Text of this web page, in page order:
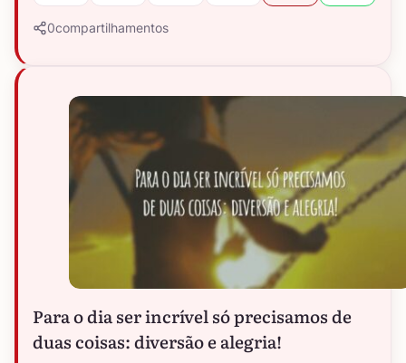
0compartilhamentos
Para o dia ser incrível só precisamos de
duas coisas: diversão e alegria!